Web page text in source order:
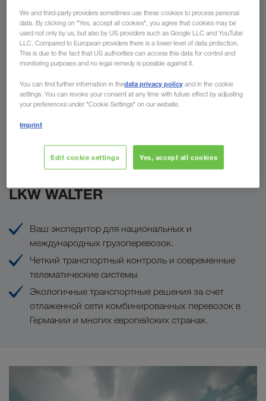
LKW WALTER
Ваш экспедитор для национальных и
международных грузоперевозок.
Четкий транспортный контроль и современные
телематические системы
Экологичные транспортные решения за счет
отлаженной сети комбинированных перевозок в
Германии и многих европейских странах.
We and third-party providers sometimes use these cookies to process personal
data. By clicking on "Yes, accept all cookies", you agree that cookies may be
used not only by us, but also by US providers such as Google LLC and YouTube
LLC. Compared to European providers there is a lower level of data protection.
This is due to the fact that US authorities can access this data for control and
monitoring purposes and no legal remedy is possible against it.
You can find further information in thedata privacy policy and in the cookie
settings. You can revoke your consent at any time with future effect by adjusting
your preferences under "Cookie Settings" on our website.
Imprint
Edit cookie settings Yes, accept all cookies